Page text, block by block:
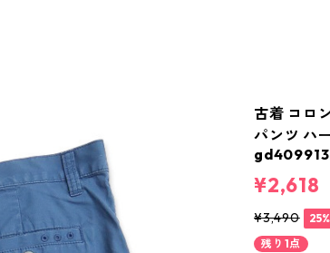
古着 コロ
パンツ ハ
¥2,618
¥3,490
残り1点